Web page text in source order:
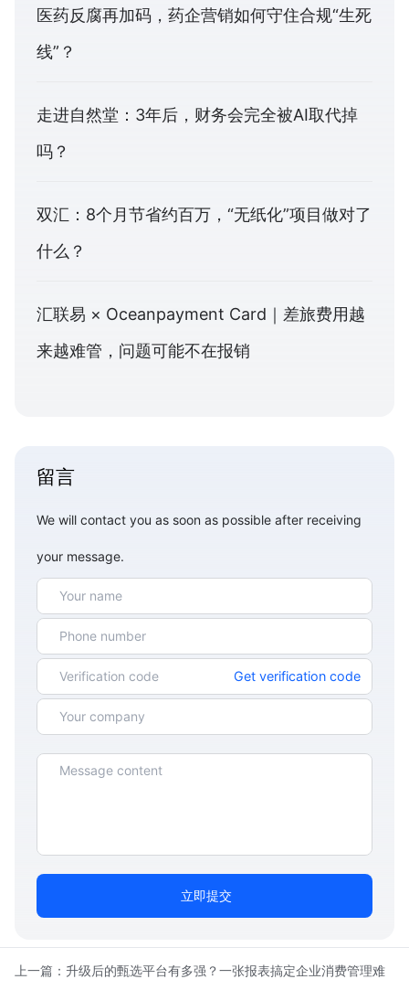
医药反腐再加码，药企营销如何守住合规“生死
线”？
走进自然堂：3年后，财务会完全被AI取代掉
吗？
双汇：8个月节省约百万，“无纸化”项目做对了
什么？
汇联易 × Oceanpayment Card｜差旅费用越
来越难管，问题可能不在报销
留言
We will contact you as soon as possible after receiving
your message.
Get verification code
立即提交
上一篇： 升级后的甄选平台有多强？一张报表搞定企业消费管理难